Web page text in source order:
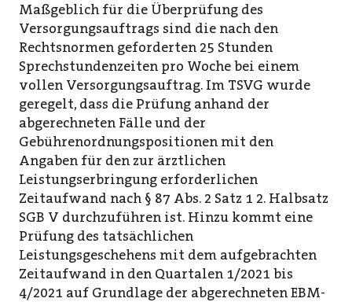
Maßgeblich für die Überprüfung des
Versorgungsauftrags sind die nach den
Rechtsnormen geforderten 25 Stunden
Sprechstundenzeiten pro Woche bei einem
vollen Versorgungsauftrag. Im TSVG wurde
geregelt, dass die Prüfung anhand der
abgerechneten Fälle und der
Gebührenordnungspositionen mit den
Angaben für den zur ärztlichen
Leistungserbringung erforderlichen
Zeitaufwand nach § 87 Abs. 2 Satz 1 2. Halbsatz
SGB V durchzuführen ist. Hinzu kommt eine
Prüfung des tatsächlichen
Leistungsgeschehens mit dem aufgebrachten
Zeitaufwand in den Quartalen 1/2021 bis
4/2021 auf Grundlage der abgerechneten EBM-